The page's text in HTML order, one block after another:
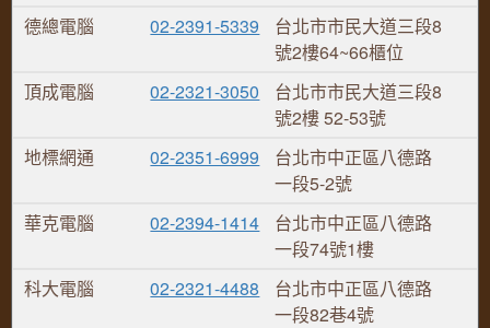
德總電腦
02-2391-5339
台北市市民大道三段8
號2樓64~66櫃位
頂成電腦
02-2321-3050
台北市市民大道三段8
號2樓 52-53號
地標網通
02-2351-6999
台北市中正區八德路
一段5-2號
華克電腦
02-2394-1414
台北市中正區八德路
一段74號1樓
科大電腦
02-2321-4488
台北市中正區八德路
一段82巷4號